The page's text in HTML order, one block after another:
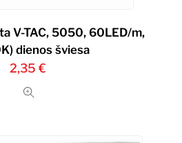
V-TAC, 5050, 60LED/m,
dienos šviesa
2,35 €